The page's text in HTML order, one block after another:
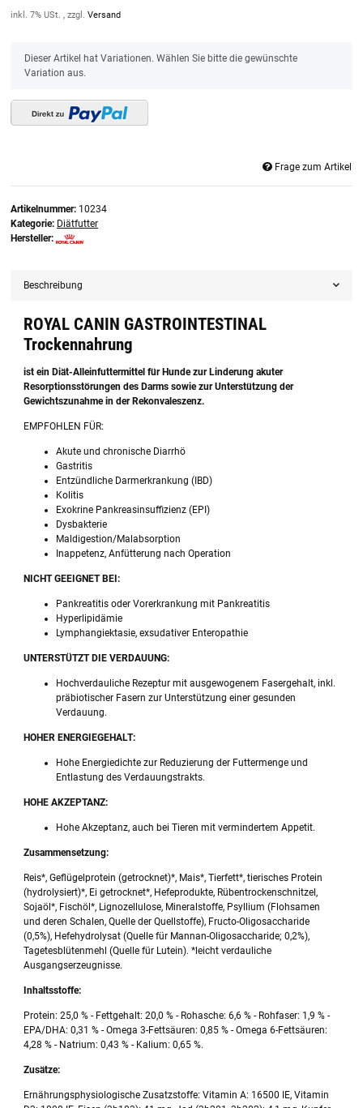
inkl. 7% USt. , zzgl. Versand
x
Dieser Artikel hat Variationen. Wählen Sie bitte die gewünschte
Variation aus.
Frage zum Artikel
Artikelnummer: 10234
Kategorie: Diätfutter
Hersteller:
Beschreibung
ROYAL CANIN GASTROINTESTINAL
Trockennahrung
ist ein Diät-Alleinfuttermittel für Hunde zur Linderung akuter
Resorptionsstörungen des Darms sowie zur Unterstützung der
Gewichtszunahme in der Rekonvaleszenz.
EMPFOHLEN FÜR:
Akute und chronische Diarrhö
Gastritis
Entzündliche Darmerkrankung (IBD)
Kolitis
Exokrine Pankreasinsuffizienz (EPI)
Dysbakterie
Maldigestion/Malabsorption
Inappetenz, Anfütterung nach Operation
NICHT GEEIGNET BEI:
Pankreatitis oder Vorerkrankung mit Pankreatitis
Hyperlipidämie
Lymphangiektasie, exsudativer Enteropathie
UNTERSTÜTZT DIE VERDAUUNG:
Hochverdauliche Rezeptur mit ausgewogenem Fasergehalt, inkl.
präbiotischer Fasern zur Unterstützung einer gesunden
Verdauung.
HOHER ENERGIEGEHALT:
Hohe Energiedichte zur Reduzierung der Futtermenge und
Entlastung des Verdauungstrakts.
HOHE AKZEPTANZ:
Hohe Akzeptanz, auch bei Tieren mit vermindertem Appetit.
Zusammensetzung:
Reis*, Geflügelprotein (getrocknet)*, Mais*, Tierfett*, tierisches Protein
(hydrolysiert)*, Ei getrocknet*, Hefeprodukte, Rübentrockenschnitzel,
Sojaöl*, Fischöl*, Lignozellulose, Mineralstoffe, Psyllium (Flohsamen
und deren Schalen, Quelle der Quellstoffe), Fructo-Oligosaccharide
(0,5%), Hefehydrolysat (Quelle für Mannan-Oligosaccharide; 0,2%),
Tagetesblütenmehl (Quelle für Lutein). *leicht verdauliche
Ausgangserzeugnisse.
Inhaltsstoffe:
Protein: 25,0 % - Fettgehalt: 20,0 % - Rohasche: 6,6 % - Rohfaser: 1,9 % -
EPA/DHA: 0,31 % - Omega 3-Fettsäuren: 0,85 % - Omega 6-Fettsäuren:
4,28 % - Natrium: 0,43 % - Kalium: 0,65 %.
Zusätze:
Ernährungsphysiologische Zusatzstoffe: Vitamin A: 16500 IE, Vitamin